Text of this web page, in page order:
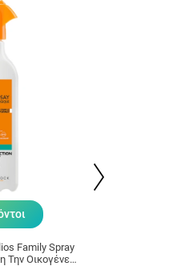
Family Spray
Την Οικογένεια